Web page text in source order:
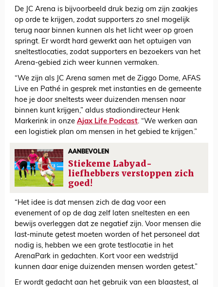
De JC Arena is bijvoorbeeld druk bezig om zijn zaakjes
op orde te krijgen, zodat supporters zo snel mogelijk
terug naar binnen kunnen als het licht weer op groen
springt. Er wordt hard gewerkt aan het optuigen van
sneltestlocaties, zodat supporters en bezoekers van het
Arena-gebied zich weer kunnen vermaken.
“We zijn als JC Arena samen met de Ziggo Dome, AFAS
Live en Pathé in gesprek met instanties en de gemeente
hoe je door sneltests weer duizenden mensen naar
binnen kunt krijgen,” aldus stadiondirecteur Henk
Markerink in onze Ajax Life Podcast. “We werken aan
een logistiek plan om mensen in het gebied te krijgen.”
AANBEVOLEN
Stiekeme Labyad-
liefhebbers verstoppen zich
goed!
“Het idee is dat mensen zich de dag voor een
evenement of op de dag zelf laten sneltesten en een
bewijs overleggen dat ze negatief zijn. Voor mensen die
last-minute getest moeten worden of het personeel dat
nodig is, hebben we een grote testlocatie in het
ArenaPark in gedachten. Kort voor een wedstrijd
kunnen daar enige duizenden mensen worden getest.”
Er wordt gedacht aan het gebruik van een blaastest, al